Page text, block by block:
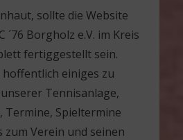
sollte die Website
´76 Borgholz e.V. im Kreis
fertiggestellt sein.
einiges zu
Tennisanlage,
Termine, Spieltermine
zum Verein und seinen